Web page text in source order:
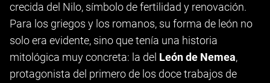
crecida del Nilo, símbolo de fertilidad y renovación.
Para los griegos y los romanos, su forma de león no
solo era evidente, sino que tenía una historia
mitológica muy concreta: la del León de Nemea,
protagonista del primero de los doce trabajos de